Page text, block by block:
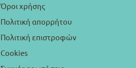
Όροι χρήσης
Πολιτική απορρήτου
Πολιτική επιστροφών
Cookies